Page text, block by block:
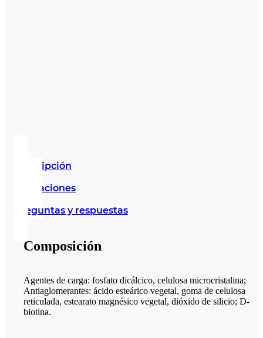
Descripción
Valoraciones
Preguntas y respuestas
Composición
Agentes de carga: fosfato dicálcico, celulosa microcristalina;
Antiaglomerantes: ácido esteárico vegetal, goma de celulosa
reticulada, estearato magnésico vegetal, dióxido de silicio; D-
biotina.